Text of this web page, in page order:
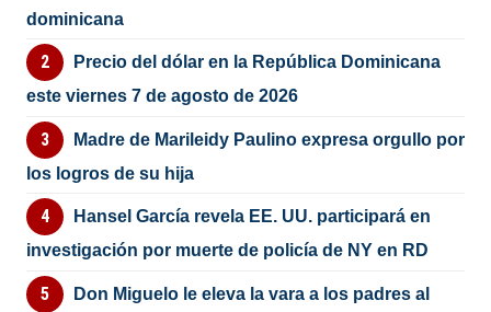
dominicana
Precio del dólar en la República Dominicana
este viernes 7 de agosto de 2026
Madre de Marileidy Paulino expresa orgullo por
los logros de su hija
Hansel García revela EE. UU. participará en
investigación por muerte de policía de NY en RD
Don Miguelo le eleva la vara a los padres al